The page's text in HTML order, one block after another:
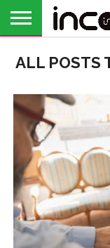
PROFIL DE
ANTREPRENOR
BUSINESS
ANALIZE
OPINII
FINANȚE
PERSONALE
TIMP
LIBER
ALL POSTS